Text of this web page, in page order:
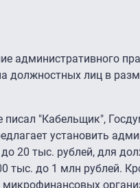
административного
должностных лиц в
"Кабельщик",
установить
20 тыс. рублей, для
тыс. до 1 млн рублей.
микрофинансовых